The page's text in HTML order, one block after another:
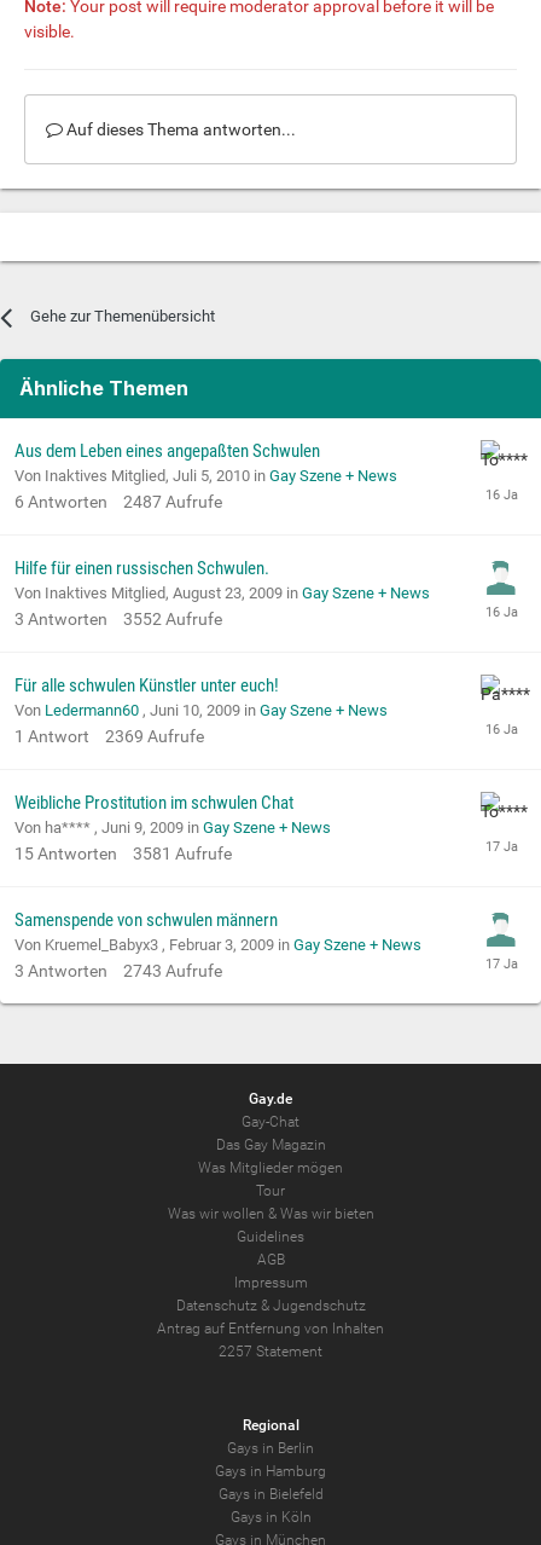
Note: Your post will require moderator approval before it will be
visible.
Auf dieses Thema antworten...
Gehe zur Themenübersicht
Ähnliche Themen
Aus dem Leben eines angepaßten Schwulen
Von Inaktives Mitglied, Juli 5, 2010 in Gay Szene + News
6 Antworten 2487Aufrufe
Hilfe für einen russischen Schwulen.
Von Inaktives Mitglied, August 23, 2009 in Gay Szene + News
3 Antworten 3552Aufrufe
Für alle schwulen Künstler unter euch!
Von Ledermann60 , Juni 10, 2009 in Gay Szene + News
1 Antwort 2369 Aufrufe
Weibliche Prostitution im schwulen Chat
Von ha**** , Juni 9, 2009 in Gay Szene + News
15Antworten 3581 Aufrufe
Samenspende von schwulen männern
Von Kruemel_Babyx3 , Februar 3, 2009 in Gay Szene + News
3 Antworten 2743 Aufrufe
Gay.de
Gay-Chat
Das Gay Magazin
Was Mitglieder mögen
Tour
Was wir wollen & Was wir bieten
Guidelines
AGB
Impressum
Datenschutz& Jugendschutz
Antrag auf Entfernung von Inhalten
2257 Statement
Regional
Gays in Berlin
Gays in Hamburg
Gays in Bielefeld
Gays in Köln
Gays in München